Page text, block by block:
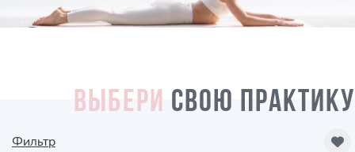
ВЫБЕРИ СВОЮ ПРАКТИКУ
Фильтр